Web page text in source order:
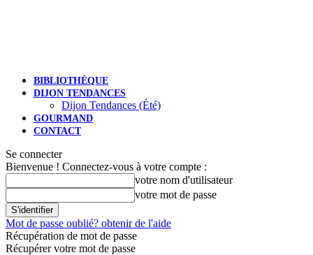
BIBLIOTHÈQUE
DIJON TENDANCES
Dijon Tendances (Été)
GOURMAND
CONTACT
Se connecter
Bienvenue ! Connectez-vous à votre compte :
votre nom d'utilisateur
votre mot de passe
Mot de passe oublié? obtenir de l'aide
Récupération de mot de passe
Récupérer votre mot de passe